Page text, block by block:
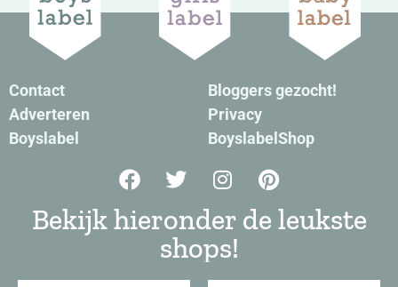
Contact
Adverteren
Boyslabel
Bloggers gezocht!
Privacy
BoyslabelShop
Bekijk hieronder de leukste
shops!